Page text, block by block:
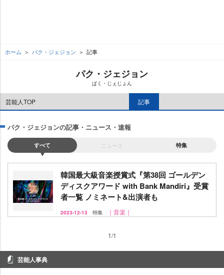
ホーム パク・ジェジョン 記事
パク・ジェジョン
ぱく・じぇじょん
芸能人TOP 記事
パク・ジェジョンの記事・ニュース・速報
すべて ニュース 特集
韓国最大級音楽授賞式『第38回 ゴールデン
ディスクアワード with Bank Mandiri』受賞
者一覧 ノミネート&出演者も
2023-12-13 特集 ｜音楽｜
1/1
芸能人事典